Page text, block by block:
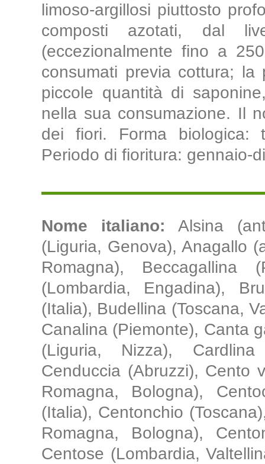
limoso-argillosi piuttosto
composti azotati, dal
(eccezionalmente fino a
consumati previa cottura;
piccole quantità di
nella sua consumazione. Il
dei fiori. Forma biologica:
Periodo di fioritura: gennaio-
Nome italiano:Alsina
(Liguria, Genova), Anagallo
Romagna),
(Lombardia, Engadina),
(Italia), Budellina (Toscana,
Canalina (Piemonte), Canta
(Liguria, Nizza),
Cenduccia (Abruzzi), Cento
Romagna, Bologna),
(Italia), Centonchio
Romagna, Bologna),
Centose (Lombardia,